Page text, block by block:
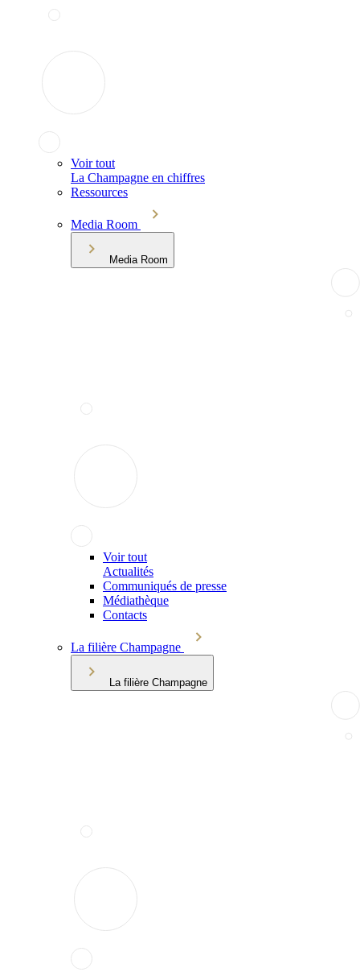
Voir tout
La Champagne en chiffres
Ressources
Media Room
Media Room
Voir tout
Actualités
Communiqués de presse
Médiathèque
Contacts
La filière Champagne
La filière Champagne